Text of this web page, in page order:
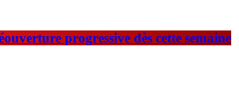
progressive dès cette semaine